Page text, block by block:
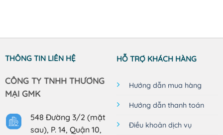
THÔNG TIN LIÊN HỆ
CÔNG TY TNHH THƯƠNG
MẠI GMK
548 Đường 3/2 (mặt
sau), P. 14, Quận 10,
HỖ TRỢ KHÁCH HÀNG
Hướng dẫn mua hàng
Hướng dẫn thanh toán
Điều khoản dịch vụ